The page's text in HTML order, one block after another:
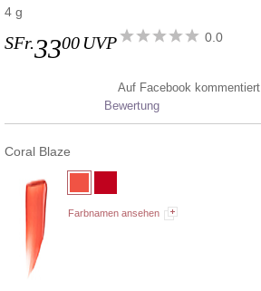
4 g
SFr.3300 UVP 0.0
Auf Facebook kommentiert
Bewertung
Coral Blaze
Farbnamen ansehen